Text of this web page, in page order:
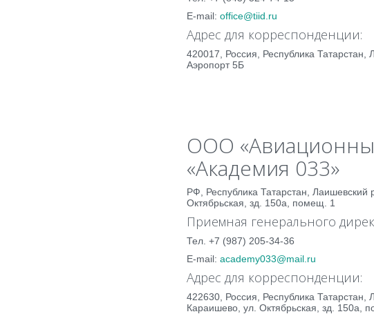
E-mail: office@tiid.ru
Адрес для корреспонденции:
420017, Россия, Республика
Аэропорт 5Б
ООО
«Академия 033»
РФ, Республика Татарстан, Лаишевский
Октябрьская, зд. 150а, помещ. 1
Приемная генерального
Тел. +7 (987) 205-34-36
E-mail: academy033@mail.ru
Адрес для корреспонденции:
422630, Россия, Республика
Караишево, ул. Октябрьская, зд. 150а,